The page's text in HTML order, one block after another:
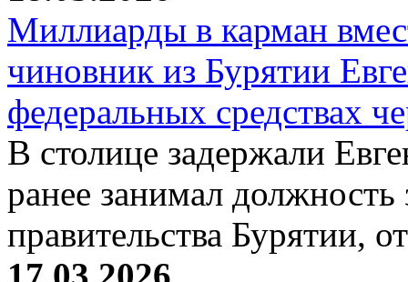
Миллиарды в карман
чиновник из Бурятии
федеральных средствах
В столице задержали
ранее занимал должность
правительства Бурятии,